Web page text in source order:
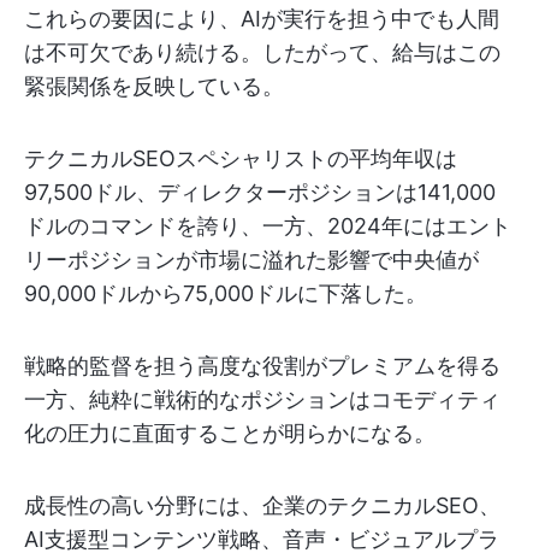
これらの要因により、AIが実行を担う中でも人間
は不可欠であり続ける。したがって、給与はこの
緊張関係を反映している。
テクニカルSEOスペシャリストの平均年収は
97,500ドル、ディレクターポジションは141,000
ドルのコマンドを誇り、一方、2024年にはエント
リーポジションが市場に溢れた影響で中央値が
90,000ドルから75,000ドルに下落した。
戦略的監督を担う高度な役割がプレミアムを得る
一方、純粋に戦術的なポジションはコモディティ
化の圧力に直面することが明らかになる。
成長性の高い分野には、企業のテクニカルSEO、
AI支援型コンテンツ戦略、音声・ビジュアルプラ